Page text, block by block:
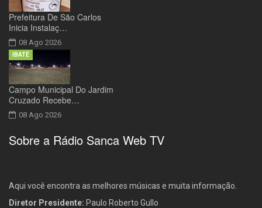
Prefeitura De São Carlos
Inicia Instalaç…
08 Ago 2026
Campo Municipal Do Jardim
Cruzado Recebe…
08 Ago 2026
IBATÉ
Sobre a Rádio Sanca Web TV
Aqui você encontra as melhores músicas e muita informação.
Diretor Presidente: Paulo Roberto Gullo